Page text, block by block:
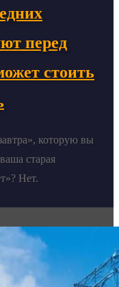
перед
стоить
которую вы
старая
Нет.